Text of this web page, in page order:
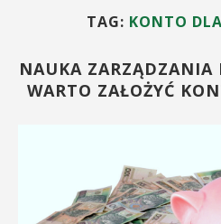
TAG: KONTO
NAUKA ZARZĄDZANIA
WARTO ZAŁOŻYĆ